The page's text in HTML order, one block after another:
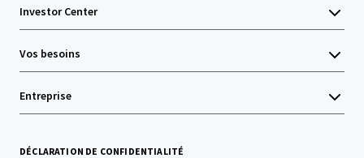
Investor Center
Vos besoins
Entreprise
DÉCLARATION DE CONFIDENTIALITÉ